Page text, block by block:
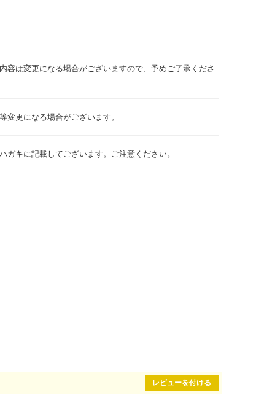
容は変更になる場合がございますので、予めご了承くださ
更になる場合がございます。
キに記載してございます。ご注意ください。
レビューを付ける